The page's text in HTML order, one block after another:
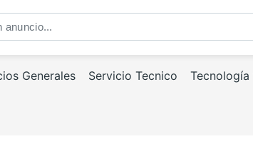
Generales Servicio Tecnico Tecnología